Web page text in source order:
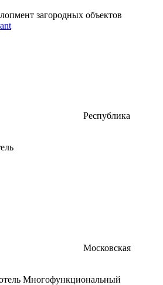
загородных объектов
Республика
Московская
Многофункциональный